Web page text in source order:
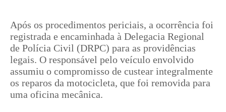
Após os procedimentos periciais, a ocorrência foi
registrada e encaminhada à Delegacia Regional
de Polícia Civil (DRPC) para as providências
legais. O responsável pelo veículo envolvido
assumiu o compromisso de custear integralmente
os reparos da motocicleta, que foi removida para
uma oficina mecânica.